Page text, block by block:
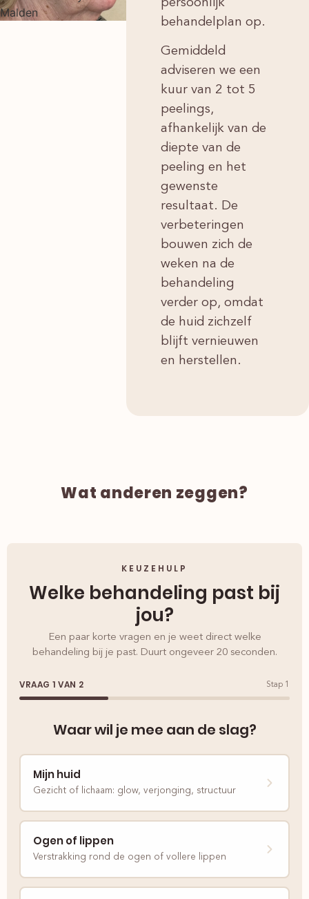
persoonlijk
behandelplan op.
Gemiddeld
adviseren we een
kuur van 2 tot 5
peelings,
afhankelijk van de
diepte van de
peeling en het
gewenste
resultaat. De
verbeteringen
bouwen zich de
weken na de
behandeling
verder op, omdat
de huid zichzelf
blijft vernieuwen
en herstellen.
Wat anderen zeggen?
KEUZEHULP
Welke behandeling past bij
jou?
Een paar korte vragen en je weet direct welke
behandeling bij je past. Duurt ongeveer 20 seconden.
VRAAG 1 VAN 2 Stap 1
Waar wil je mee aan de slag?
Mijn huid
Gezicht of lichaam: glow, verjonging, structuur
Ogen of lippen
Verstrakking rond de ogen of vollere lippen